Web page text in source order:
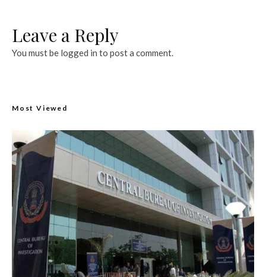
Leave a Reply
You must be logged in to post a comment.
Most Viewed